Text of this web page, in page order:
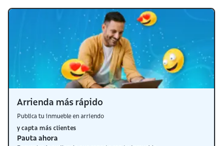
Arrienda más rápido
Publica tu inmueble en arriendo
y capta más clientes
Pauta ahora